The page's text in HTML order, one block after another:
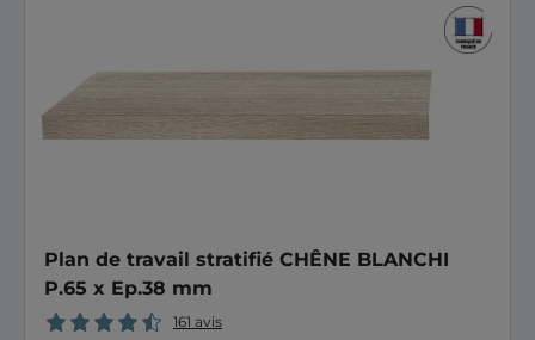
Plan de travail stratifié CHÊNE BLANCHI
P.65 x Ep.38 mm
161 avis